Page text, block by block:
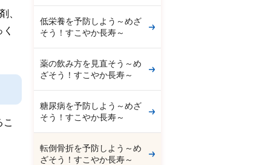
、
低栄養を予防しよう～めざ
そう！すこやか長寿～
薬の飲み方を見直そう～め
ざそう！すこやか長寿～
糖尿病を予防しよう～めざ
そう！すこやか長寿～
転倒骨折を予防しよう～め
ざそう！すこやか長寿～